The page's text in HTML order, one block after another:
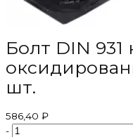
Болт DIN 931
шт.
586,40 ₽
-